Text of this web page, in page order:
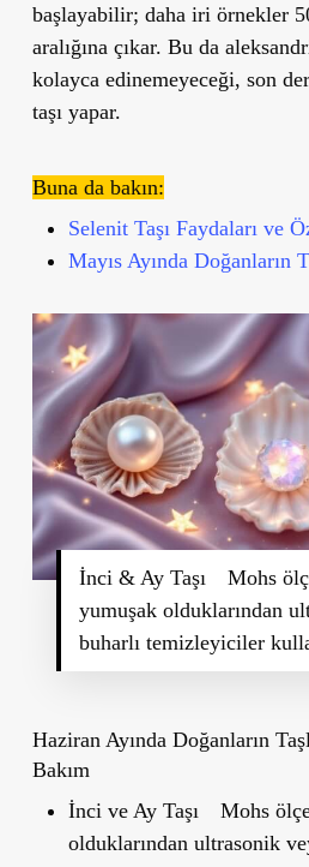
başlayabilir; daha iri örnekler
aralığına çıkar. Bu da
kolayca edinemeyeceği, son
taşı yapar.
Buna da bakın:
Selenit Taşı Faydaları ve
Mayıs Ayında Doğanların
İnci & Ay Taşı Mohs
yumuşak olduklarından
buharlı temizleyiciler
Haziran Ayında Doğanların
Bakım
İnci ve Ay Taşı Mohs
olduklarından ultrasonik